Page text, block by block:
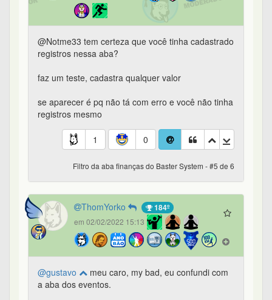
@Notme33 tem certeza que você tinha cadastrado
registros nessa aba?
faz um teste, cadastra qualquer valor
se aparecer é pq não tá com erro e você não tinha
registros mesmo
1 0
Filtro da aba finanças do Baster System - #5 de 6
ThomYorko 184º
em 02/02/2022 15:13
@gustavo
meu caro, my bad, eu confundi com
a aba dos eventos.